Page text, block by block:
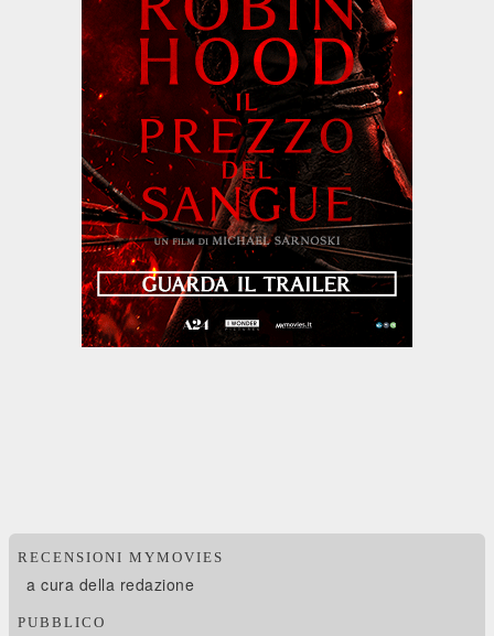
RECENSIONI MYMOVIES
a cura della redazione
PUBBLICO